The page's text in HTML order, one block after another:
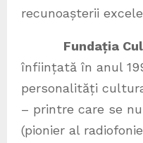
recunoașterii
Fundația
înființată în anul
personalități
– printre care se
(pionier al